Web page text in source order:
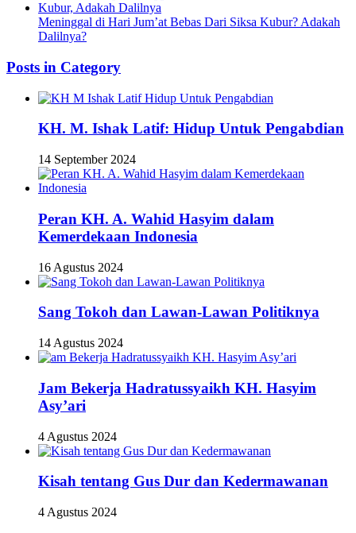
Meninggal di Hari Jum’at Bebas Dari Siksa Kubur? Adakah
Dalilnya?
Posts in Category
KH. M. Ishak Latif: Hidup Untuk Pengabdian
14 September 2024
Peran KH. A. Wahid Hasyim dalam
Kemerdekaan Indonesia
16 Agustus 2024
Sang Tokoh dan Lawan-Lawan Politiknya
14 Agustus 2024
Jam Bekerja Hadratussyaikh KH. Hasyim
Asy’ari
4 Agustus 2024
Kisah tentang Gus Dur dan Kedermawanan
4 Agustus 2024